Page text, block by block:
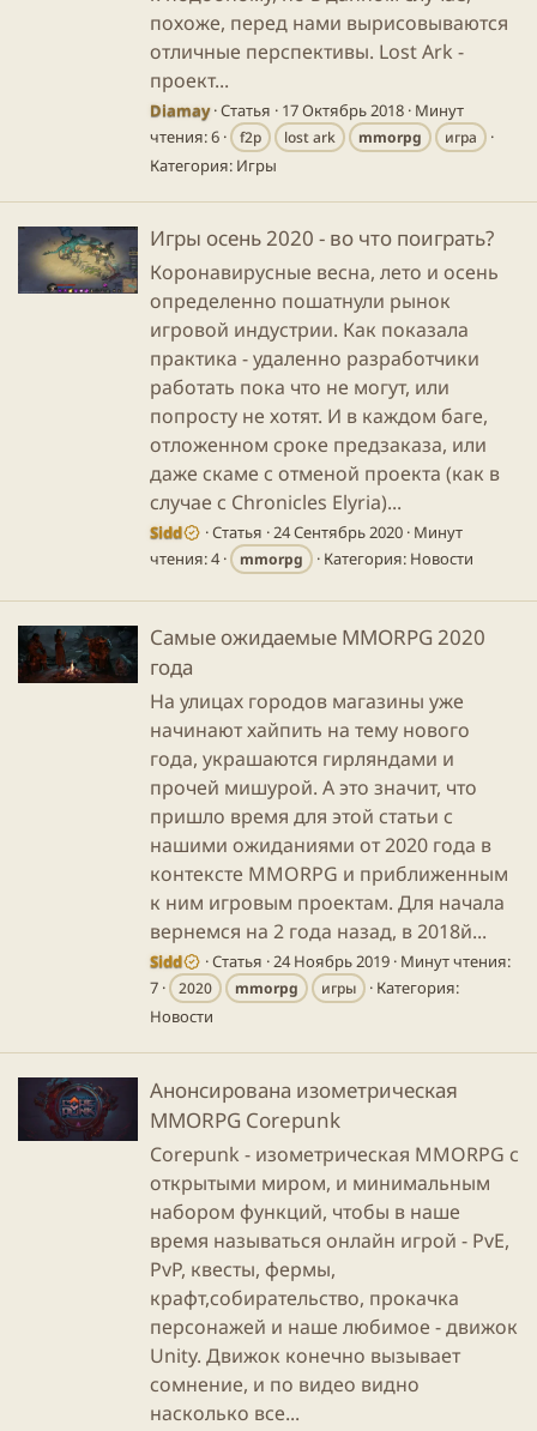
похоже, перед нами вырисовываются
отличные перспективы. Lost Ark -
проект...
Diamay Статья 17 Октябрь 2018 Минут
чтения: 6
f2p lost ark mmorpg игра
Категория: Игры
Игры осень 2020 - во что поиграть?
Коронавирусные весна, лето и осень
определенно пошатнули рынок
игровой индустрии. Как показала
практика - удаленно разработчики
работать пока что не могут, или
попросту не хотят. И в каждом баге,
отложенном сроке предзаказа, или
даже скаме с отменой проекта (как в
случае с Chronicles Elyria)...
Sidd Статья 24 Сентябрь 2020 Минут
чтения: 4
mmorpg Категория: Новости
Самые ожидаемые MMORPG 2020
года
На улицах городов магазины уже
начинают хайпить на тему нового
года, украшаются гирляндами и
прочей мишурой. А это значит, что
пришло время для этой статьи с
нашими ожиданиями от 2020 года в
контексте MMORPG и приближенным
к ним игровым проектам. Для начала
вернемся на 2 года назад, в 2018й...
Sidd Статья 24 Ноябрь 2019 Минут чтения:
7
2020 mmorpg игры
Категория:
Новости
Анонсирована изометрическая
MMORPG Corepunk
Corepunk - изометрическая MMORPG с
открытыми миром, и минимальным
набором функций, чтобы в наше
время называться онлайн игрой - PvE,
PvP, квесты, фермы,
крафт,собирательство, прокачка
персонажей и наше любимое - движок
Unity. Движок конечно вызывает
сомнение, и по видео видно
насколько все...